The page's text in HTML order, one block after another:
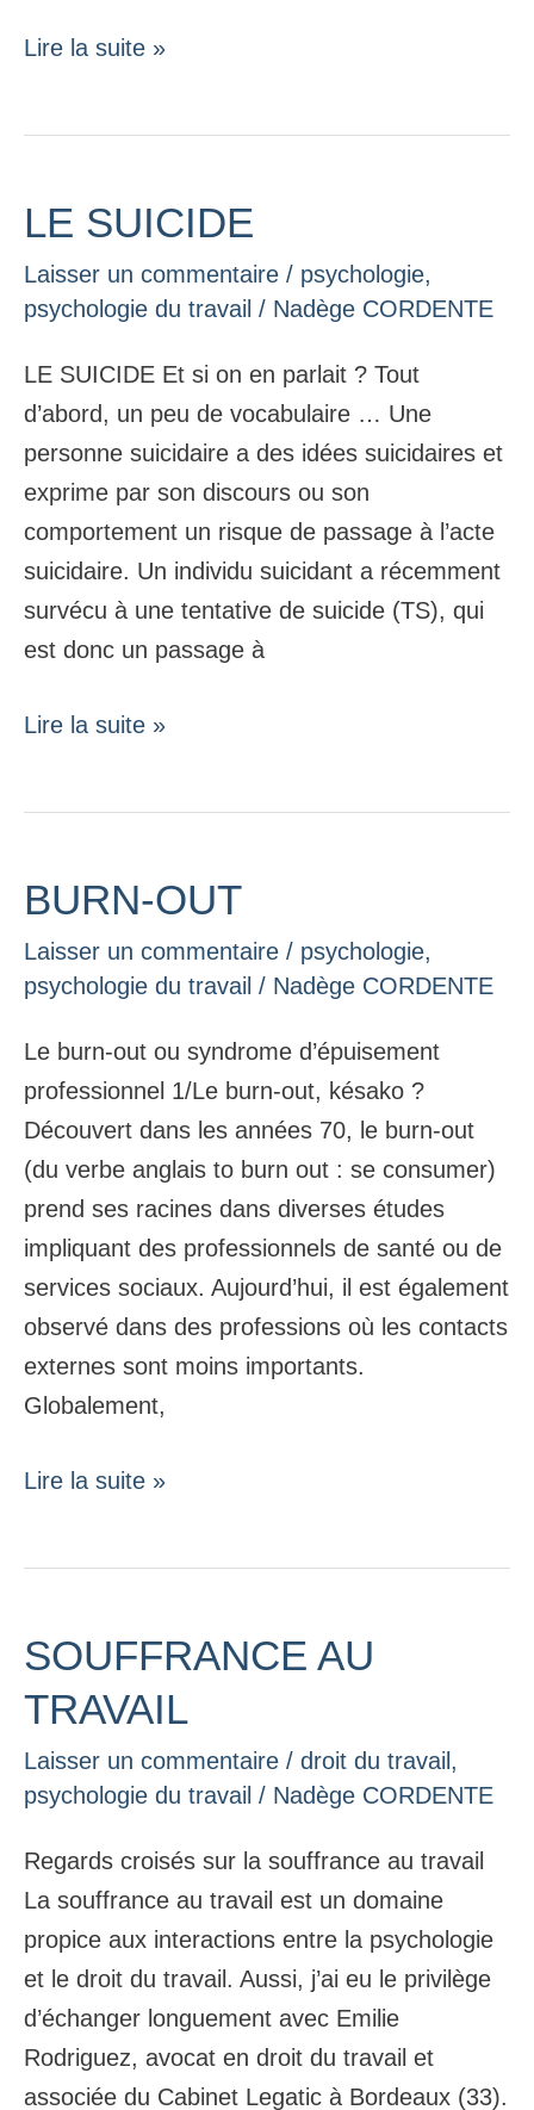
Lire la suite »
LE SUICIDE
Laisser un commentaire / psychologie,
psychologie du travail / Nadège CORDENTE
LE SUICIDE Et si on en parlait ? Tout
d’abord, un peu de vocabulaire … Une
personne suicidaire a des idées suicidaires et
exprime par son discours ou son
comportement un risque de passage à l’acte
suicidaire. Un individu suicidant a récemment
survécu à une tentative de suicide (TS), qui
est donc un passage à
LE
Lire la suite »
BURN-OUT
Laisser un commentaire / psychologie,
psychologie du travail / Nadège CORDENTE
Le burn-out ou syndrome d’épuisement
professionnel 1/Le burn-out, késako ?
Découvert dans les années 70, le burn-out
(du verbe anglais to burn out : se consumer)
prend ses racines dans diverses études
impliquant des professionnels de santé ou de
services sociaux. Aujourd’hui, il est également
observé dans des professions où les contacts
externes sont moins importants.
Globalement,
BURN-
Lire la suite »
SOUFFRANCE AU
TRAVAIL
Laisser un commentaire / droit du travail ,
psychologie du travail / Nadège CORDENTE
Regards croisés sur la souffrance au travail
La souffrance au travail est un domaine
propice aux interactions entre la psychologie
et le droit du travail. Aussi, j’ai eu le privilège
d’échanger longuement avec Emilie
Rodriguez, avocat en droit du travail et
associée du Cabinet Legatic à Bordeaux (33).
SOUFFRANCE
TRAVAIL